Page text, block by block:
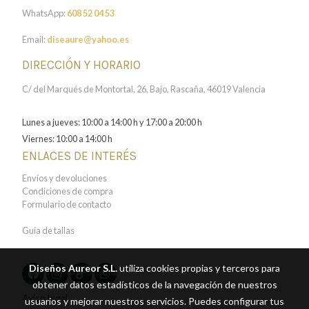
WhatsApp:608 52 04 53
Email:diseaure@yahoo.es
DIRECCIÓN Y HORARIO
C/ del Marqués de Montortal, 26, Bajo, Rascaña, 46019 Valencia
Lunes a jueves: 10:00 a 14:00 h y 17:00 a 20:00 h
Viernes: 10:00 a 14:00 h
ENLACES DE INTERÉS
Envíos y devoluciones
Condiciones de compra
Formulario de contacto
Guía de tallas
Aviso legal
Diseños Aureor S.L.utiliza cookies propias y terceros para
obtener datos estadísticos de la navegación de nuestros
usuarios y mejorar nuestros servicios. Puedes configurar tus